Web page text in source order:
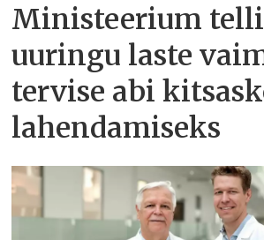
Ministeerium
uuringu laste
tervise abi
lahendamiseks